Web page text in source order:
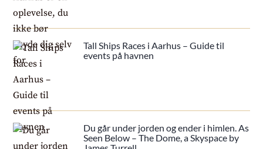
Tall Ships Races i Aarhus – Guide til
events på havnen
Du går under jorden og ender i himlen. As
Seen Below – The Dome, a Skyspace by